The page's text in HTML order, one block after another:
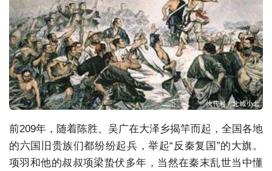
前209年，随着陈胜、吴广在大泽乡揭竿而起，全国各地
的六国旧贵族们都纷纷起兵，举起“反秦复国”的大旗。
项羽和他的叔叔项梁蛰伏多年，当然在秦末乱世当中懂